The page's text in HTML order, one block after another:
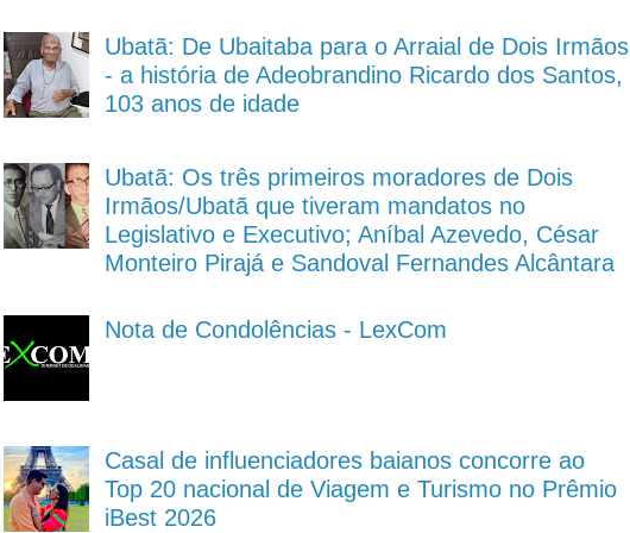
Ubatã: De Ubaitaba para o Arraial de Dois Irmãos
- a história de Adeobrandino Ricardo dos Santos,
103 anos de idade
Ubatã: Os três primeiros moradores de Dois
Irmãos/Ubatã que tiveram mandatos no
Legislativo e Executivo; Aníbal Azevedo, César
Monteiro Pirajá e Sandoval Fernandes Alcântara
Nota de Condolências - LexCom
Casal de influenciadores baianos concorre ao
Top 20 nacional de Viagem e Turismo no Prêmio
iBest 2026